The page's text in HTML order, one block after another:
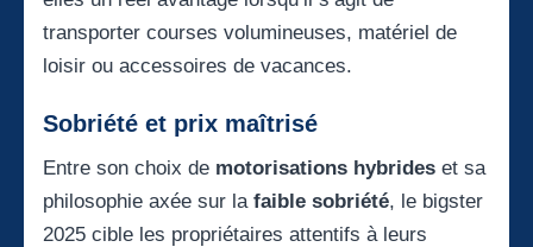
transporter courses volumineuses, matériel de
loisir ou accessoires de vacances.
Sobriété et prix maîtrisé
Entre son choix de motorisations hybrides et sa
philosophie axée sur la faible sobriété, le bigster
2025 cible les propriétaires attentifs à leurs